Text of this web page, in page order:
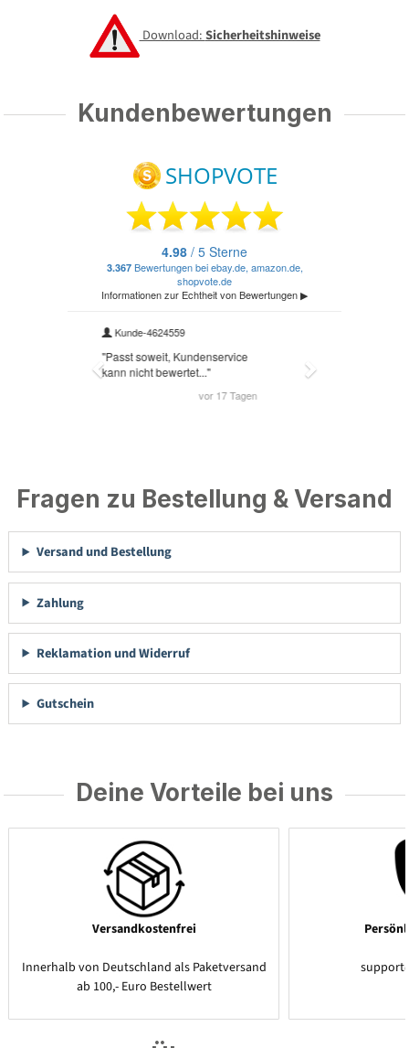
Download:Sicherheitshinweise
Kundenbewertungen
Fragen zu Bestellung & Versand
Versand und Bestellung
Zahlung
Reklamation und Widerruf
Gutschein
Deine Vorteile bei uns
Versandkostenfrei
Innerhalb von Deutschland als Paketversand
ab 100,- Euro Bestellwert